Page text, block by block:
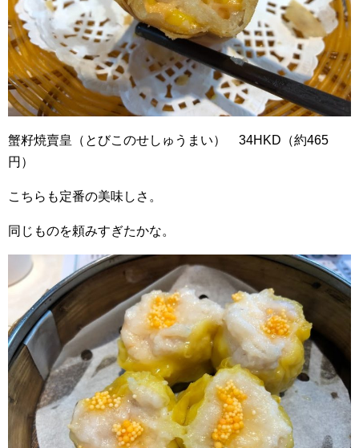
蟹籽焼賣皇（とびこのせしゅうまい） 34HKD（約465
円）
こちらも定番の美味しさ。
同じものを頼みすぎたかな。